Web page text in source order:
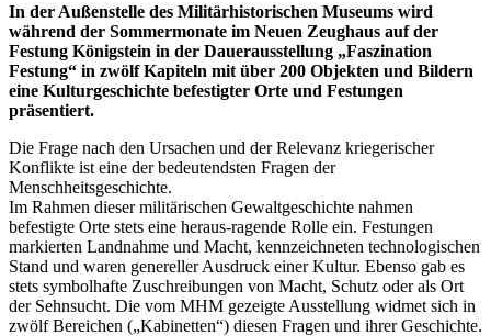
In der Außenstelle des Militärhistorischen Museums wird
während der Sommermonate im Neuen Zeughaus auf der
Festung Königstein in der Dauerausstellung „Faszination
Festung“ in zwölf Kapiteln mit über 200 Objekten und Bildern
eine Kulturgeschichte befestigter Orte und Festungen
präsentiert.
Die Frage nach den Ursachen und der Relevanz kriegerischer
Konflikte ist eine der bedeutendsten Fragen der
Menschheitsgeschichte.
Im Rahmen dieser militärischen Gewaltgeschichte nahmen
befestigte Orte stets eine heraus-ragende Rolle ein. Festungen
markierten Landnahme und Macht, kennzeichneten technologischen
Stand und waren genereller Ausdruck einer Kultur. Ebenso gab es
stets symbolhafte Zuschreibungen von Macht, Schutz oder als Ort
der Sehnsucht. Die vom MHM gezeigte Ausstellung widmet sich in
zwölf Bereichen („Kabinetten“) diesen Fragen und ihrer Geschichte.